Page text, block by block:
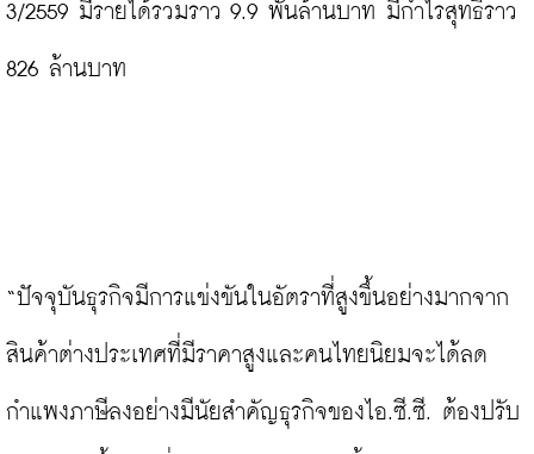
3/2559 มีรายได้รวมราว 9.9 พันล้านบาท มีกำไรสุทธิราว
826 ล้านบาท
“ปัจจุบันธุรกิจมีการแข่งขันในอัตราที่สูงขึ้นอย่างมากจาก
สินค้าต่างประเทศที่มีราคาสูงและคนไทยนิยมจะได้ลด
กำแพงภาษีลงอย่างมีนัยสำคัญธุรกิจของไอ.ซี.ซี. ต้องปรับ